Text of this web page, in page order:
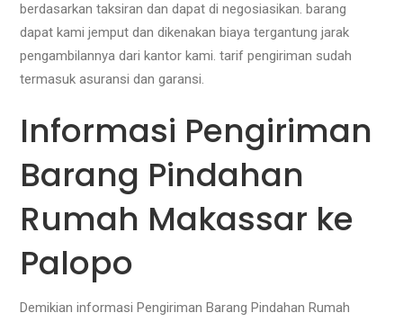
berdasarkan taksiran dan dapat di negosiasikan. barang
dapat kami jemput dan dikenakan biaya tergantung jarak
pengambilannya dari kantor kami. tarif pengiriman sudah
termasuk asuransi dan garansi.
Informasi Pengiriman
Barang Pindahan
Rumah Makassar ke
Palopo
Demikian informasi Pengiriman Barang Pindahan Rumah